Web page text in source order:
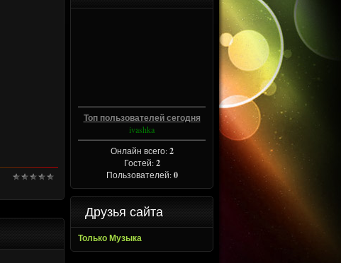
Топ пользователей сегодня
ivashka
Онлайн всего:2
Гостей:2
Пользователей:0
Друзья сайта
Только Музыка